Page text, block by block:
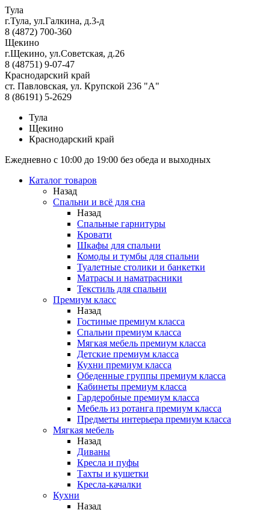
Тула
г.Тула, ул.Галкина, д.3-д
8 (4872) 700-360
Щекино
г.Щекино, ул.Советская, д.26
8 (48751) 9-07-47
Краснодарский край
ст. Павловская, ул. Крупской 236 "А"
8 (86191) 5-2629
Тула
Щекино
Краснодарский край
Ежедневно с 10:00 до 19:00 без обеда и выходных
Каталог товаров
Назад
Спальни и всё для сна
Назад
Спальные гарнитуры
Кровати
Шкафы для спальни
Комоды и тумбы для спальни
Туалетные столики и банкетки
Матрасы и наматрасники
Текстиль для спальни
Премиум класс
Назад
Гостиные премиум класса
Спальни премиум класса
Мягкая мебель премиум класса
Детские премиум класса
Кухни премиум класса
Обеденные группы премиум класса
Кабинеты премиум класса
Гардеробные премиум класса
Мебель из ротанга премиум класса
Предметы интерьера премиум класса
Мягкая мебель
Назад
Диваны
Кресла и пуфы
Тахты и кушетки
Кресла-качалки
Кухни
Назад